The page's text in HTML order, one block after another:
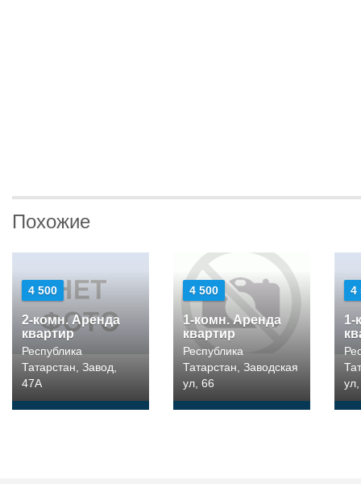
Похожие
4 500
2-комн. Аренда
квартир
Республика
Татарстан, Завод,
47А
4 500
1-комн. Аренда
квартир
Республика
Татарстан, Заводская
ул, 66
4
1-